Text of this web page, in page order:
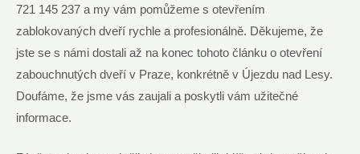
721 145 237 a my vám pomůžeme s otevřením
zablokovaných dveří rychle a profesionálně. Děkujeme, že
jste se s námi dostali až na konec tohoto článku o otevření
zabouchnutých dveří v Praze, konkrétně v Újezdu nad Lesy.
Doufáme, že jsme vás zaujali a poskytli vám užitečné
informace.